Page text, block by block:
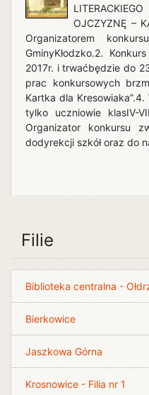
OJCZYZNĘ –
Organizatorem
GminyKłodzko.2.
2017r. i trwaćbędzie do
prac konkursowych
Kartka dla
tylko uczniowie klasIV-
Organizator konkursu
dodyrekcji szkół oraz do
Filie
Biblioteka centralna -
Bierkowice
Jaszkowa Górna
Krosnowice - Filia nr 1